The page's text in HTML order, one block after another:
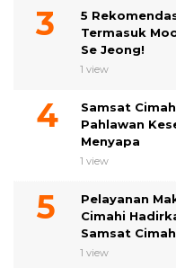
5
Termasuk
Se Jeong!
1 view
Samsat
Pahlawan
Menyapa
1 view
Pelayanan
Cimahi
Samsat
1 view